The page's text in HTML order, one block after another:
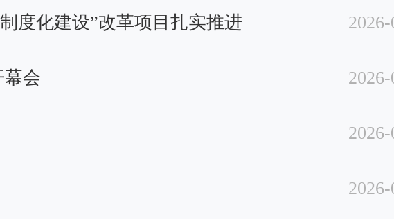
度化建设”改革项目扎实推进
幕会